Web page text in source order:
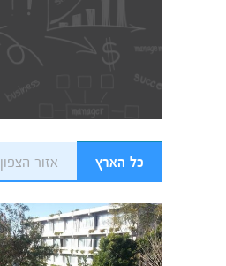
כל הארץ אזור הצפון